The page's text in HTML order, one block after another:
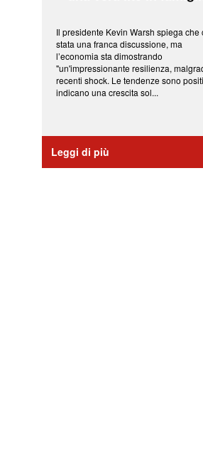
Il presidente Kevin Warsh spiega che
stata una franca discussione, ma
l’economia sta dimostrando
"un'impressionante resilienza,
recenti shock. Le tendenze sono
indicano una crescita sol...
Leggi di più